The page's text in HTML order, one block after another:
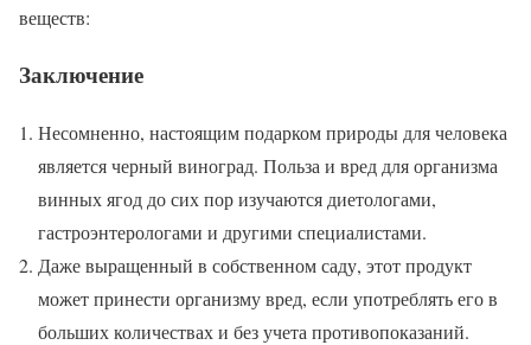
веществ:
Заключение
Несомненно, настоящим подарком природы для человека
является черный виноград. Польза и вред для организма
винных ягод до сих пор изучаются диетологами,
гастроэнтерологами и другими специалистами.
Даже выращенный в собственном саду, этот продукт
может принести организму вред, если употреблять его в
больших количествах и без учета противопоказаний.